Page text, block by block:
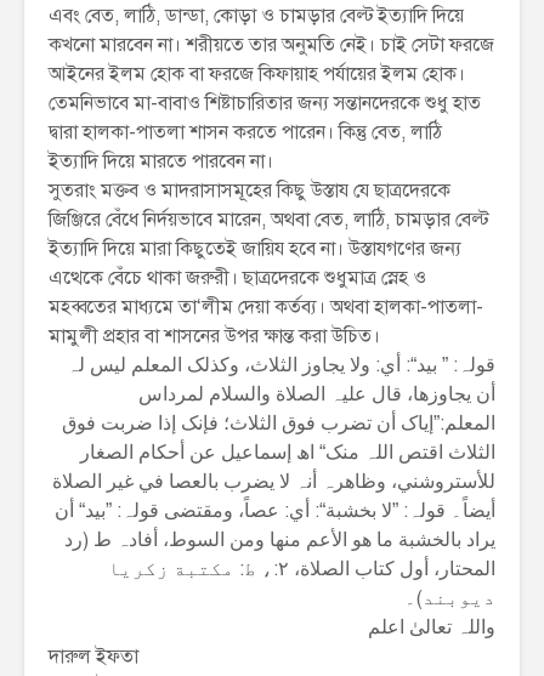
এবং বেত, লাঠি, ডান্ডা, কোড়া ও চামড়ার বেল্ট ইত্যাদি দিয়ে
কখনো মারবেন না। শরীয়তে তার অনুমতি নেই। চাই সেটা ফরজে
আইনের ইলম হোক বা ফরজে কিফায়াহ পর্যায়ের ইলম হোক।
তেমনিভাবে মা-বাবাও শিষ্টাচারিতার জন্য সন্তানদেরকে শুধু হাত
দ্বারা হালকা-পাতলা শাসন করতে পারেন। কিন্তু বেত, লাঠি
ইত্যাদি দিয়ে মারতে পারবেন না।
সুতরাং মক্তব ও মাদরাসাসমূহের কিছু উস্তায যে ছাত্রদেরকে
জিঞ্জিরে বেঁধে নির্দয়ভাবে মারেন, অথবা বেত, লাঠি, চামড়ার বেল্ট
ইত্যাদি দিয়ে মারা কিছুতেই জায়িয হবে না। উস্তাযগণের জন্য
এত্থেকে বেঁচে থাকা জরুরী। ছাত্রদেরকে শুধুমাত্র স্নেহ ও
মহব্বতের মাধ্যমে তা‘লীম দেয়া কর্তব্য। অথবা হালকা-পাতলা-
মামুলী প্রহার বা শাসনের উপর ক্ষান্ত করা উচিত।
قولہ: ” بید“: أي: ولا یجاوز الثلاث، وکذلک المعلم لیس لہ
أن یجاوزھا، قال علیہ الصلاة والسلام لمرداس
المعلم:”إیاک أن تضرب فوق الثلاث؛ فإنک إذا ضربت فوق
الثلاث اقتص اللہ منک“ اھ إسماعیل عن أحکام الصغار
للأستروشني، وظاھرہ أنہ لا یضرب بالعصا في غیر الصلاة
أیضاً۔ قولہ: ”لا بخشبة“: أي: عصاً، ومقتضی قولہ: ”بید“ أن
یراد بالخشبة ما ھو الأعم منھا ومن السوط، أفادہ ط (رد
المحتار، أول کتاب الصلاة، ۲:، ط: مکتبة زکریا
دیوبند)۔
واللہ تعالیٰ اعلم
দারুল ইফতা